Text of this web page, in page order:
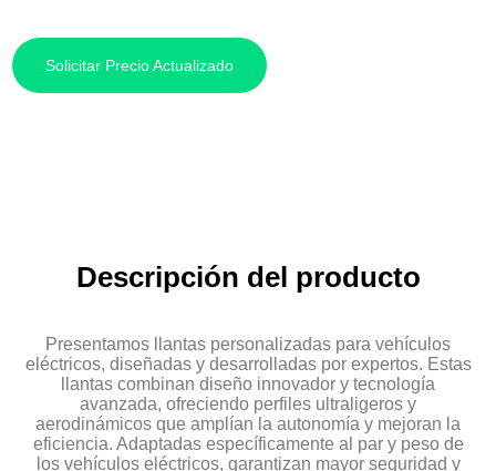
Solicitar Precio Actualizado
Descripción del producto
Presentamos llantas personalizadas para vehículos
eléctricos, diseñadas y desarrolladas por expertos. Estas
llantas combinan diseño innovador y tecnología
avanzada, ofreciendo perfiles ultraligeros y
aerodinámicos que amplían la autonomía y mejoran la
eficiencia. Adaptadas específicamente al par y peso de
los vehículos eléctricos, garantizan mayor seguridad y